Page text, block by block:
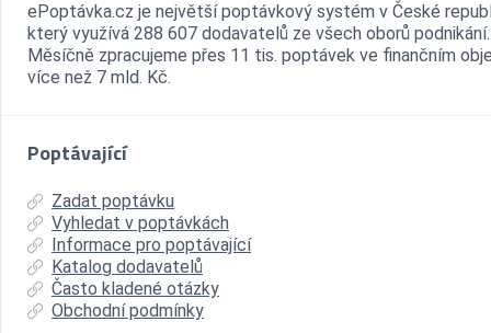
ePoptávka.cz je největší poptávkový systém v České
který využívá 288 607 dodavatelů ze všech oborů podnikání.
Měsíčně zpracujeme přes 11 tis. poptávek ve finančním
více než 7 mld. Kč.
Poptávající
Zadat poptávku
Vyhledat v poptávkách
Informace pro poptávající
Katalog dodavatelů
Často kladené otázky
Obchodní podmínky